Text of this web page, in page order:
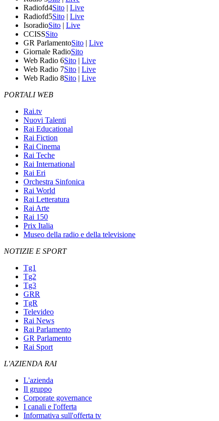
Radiofd4Sito | Live
Radiofd5Sito | Live
IsoradioSito | Live
CCISSSito
GR ParlamentoSito | Live
Giornale RadioSito
Web Radio 6Sito | Live
Web Radio 7Sito | Live
Web Radio 8Sito | Live
PORTALI WEB
Rai.tv
Nuovi Talenti
Rai Educational
Rai Fiction
Rai Cinema
Rai Teche
Rai International
Rai Eri
Orchestra Sinfonica
Rai World
Rai Letteratura
Rai Arte
Rai 150
Prix Italia
Museo della radio e della televisione
NOTIZIE E SPORT
Tg1
Tg2
Tg3
GRR
TgR
Televideo
Rai News
Rai Parlamento
GR Parlamento
Rai Sport
L'AZIENDA RAI
L'azienda
Il gruppo
Corporate governance
I canali e l'offerta
Informativa sull'offerta tv